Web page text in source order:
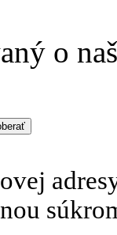
o